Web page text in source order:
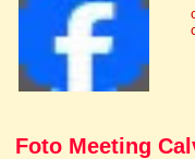
Foto Meeting